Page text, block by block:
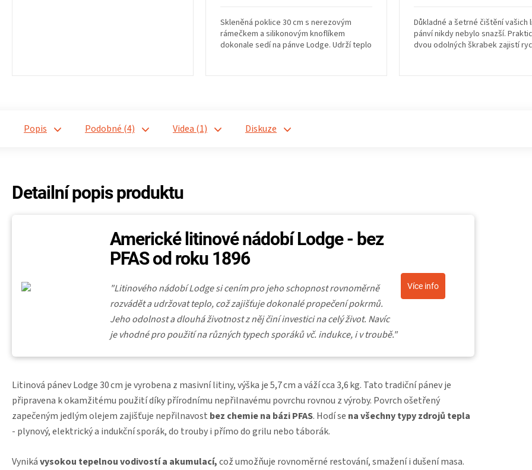
Skleněná poklice 30 cm s nerezovým
rámečkem a silikonovým knoflíkem
dokonale sedí na pánve Lodge. Udrží teplo
Důkladné a šetrné čištění vašich
pánví nikdy nebylo snazší.
dvou odolných škrabek zajistí
Popis Podobné (4) Videa (1) Diskuze
Detailní popis produktu
Americké litinové nádobí Lodge - bez
PFAS od roku 1896
"Litinového nádobí Lodge si cením pro jeho schopnost rovnoměrně
rozvádět a udržovat teplo, což zajišťuje dokonalé propečení pokrmů.
Jeho odolnost a dlouhá životnost z něj činí investici na celý život. Navíc
je vhodné pro použití na různých typech sporáků vč. indukce, i v troubě."
Více info
Litinová pánev Lodge 30 cm je vyrobena z masivní litiny, výška je 5,7 cm a váží cca 3,6 kg. Tato tradiční pánev je
připravena k okamžitému použití díky přírodnímu nepřilnavému povrchu rovnou z výroby. Povrch ošetřený
zapečeným jedlým olejem zajišťuje nepřilnavost bez chemie na bázi PFAS. Hodí se na všechny typy zdrojů tepla
- plynový, elektrický a indukční sporák, do trouby i přímo do grilu nebo táborák.
Vynikávysokou tepelnou vodivostí a akumulací,což umožňuje rovnoměrné restování, smažení i dušení masa.